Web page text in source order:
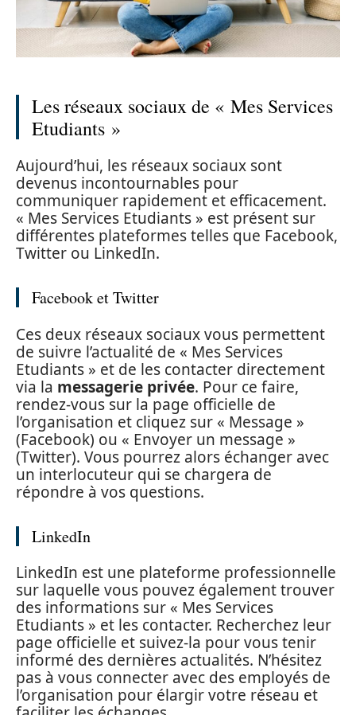
Les réseaux sociaux de « Mes Services
Etudiants »
Aujourd’hui, les réseaux sociaux sont
devenus incontournables pour
communiquer rapidement et efficacement.
« Mes Services Etudiants » est présent sur
différentes plateformes telles que Facebook,
Twitter ou LinkedIn.
Facebook et Twitter
Ces deux réseaux sociaux vous permettent
de suivre l’actualité de « Mes Services
Etudiants » et de les contacter directement
via la messagerie privée. Pour ce faire,
rendez-vous sur la page officielle de
l’organisation et cliquez sur « Message »
(Facebook) ou « Envoyer un message »
(Twitter). Vous pourrez alors échanger avec
un interlocuteur qui se chargera de
répondre à vos questions.
LinkedIn
LinkedIn est une plateforme professionnelle
sur laquelle vous pouvez également trouver
des informations sur « Mes Services
Etudiants » et les contacter. Recherchez leur
page officielle et suivez-la pour vous tenir
informé des dernières actualités. N’hésitez
pas à vous connecter avec des employés de
l’organisation pour élargir votre réseau et